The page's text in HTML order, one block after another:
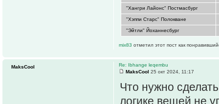
"Хангри Лайонс" Постмасбург
"Хэппи Старс" Полокване
"Эйтли" Йоханнесбург
mix83 отметил этот пост как
Re: Ibhange leqembu
MaksCool 25 окт 2024, 11:17
Что нужно
логике вещей не
MaksCool